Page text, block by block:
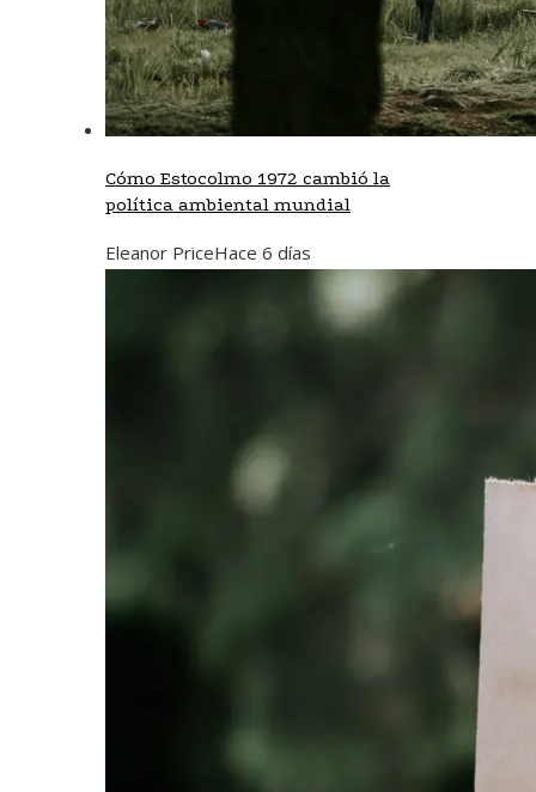
Cómo Estocolmo 1972 cambió la
política ambiental mundial
Eleanor PriceHace 6 días